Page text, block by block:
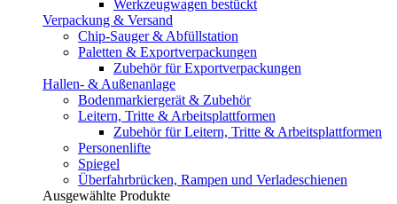
Werkzeugwagen bestückt
Verpackung & Versand
Chip-Sauger & Abfüllstation
Paletten & Exportverpackungen
Zubehör für Exportverpackungen
Hallen- & Außenanlage
Bodenmarkiergerät & Zubehör
Leitern, Tritte & Arbeitsplattformen
Zubehör für Leitern, Tritte & Arbeitsplattformen
Personenlifte
Spiegel
Überfahrbrücken, Rampen und Verladeschienen
Ausgewählte Produkte